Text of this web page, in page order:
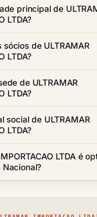
principal de
LTDA?
sócios de ULTRAMAR
LTDA?
de ULTRAMAR
LTDA?
social de ULTRAMAR
LTDA?
LTDA é
Nacional?